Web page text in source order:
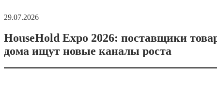
29.07.2026
HouseHold Expo 2026: поставщики
дома ищут новые каналы роста